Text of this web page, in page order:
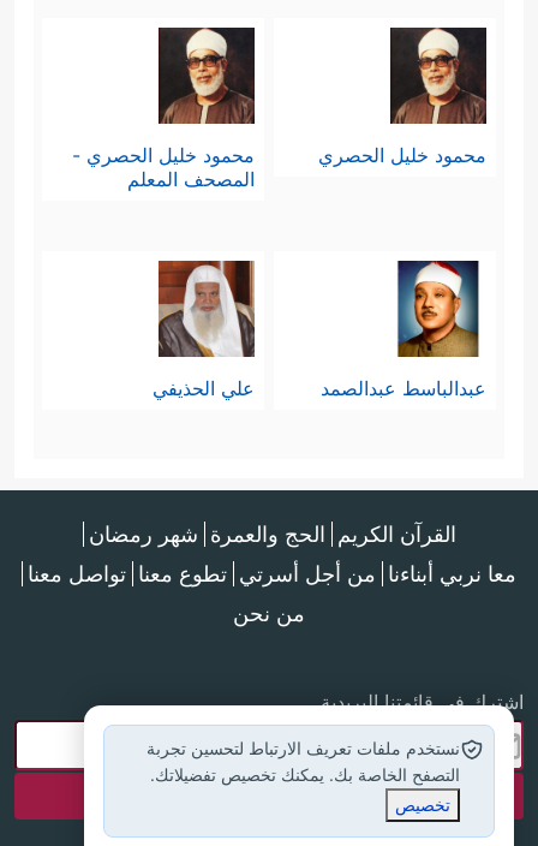
محمود خليل الحصري
محمود خليل الحصري -
المصحف المعلم
عبدالباسط عبدالصمد علي الحذيفي
القرآن الكريم الحج والعمرة شهر رمضان
معا نربي أبناءنا من أجل أسرتي تطوع معنا تواصل معنا
من نحن
اشترك في قائمتنا البريدية
نستخدم ملفات تعريف الارتباط لتحسين تجربة
التصفح الخاصة بك. يمكنك تخصيص تفضيلاتك.
تخصيص